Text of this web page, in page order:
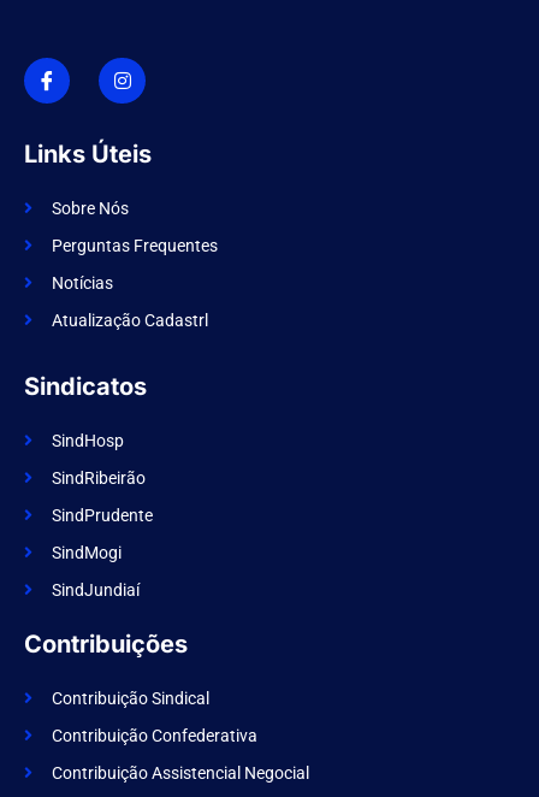
I
c
o
n
f
a
e
o
k
I
n
s
t
g
r
m
Links Úteis
Sobre Nós
Perguntas Frequentes
Notícias
Atualização Cadastrl
Sindicatos
SindHosp
SindRibeirão
SindPrudente
SindMogi
SindJundiaí
Contribuições
Contribuição Sindical
Contribuição Confederativa
Contribuição Assistencial Negocial